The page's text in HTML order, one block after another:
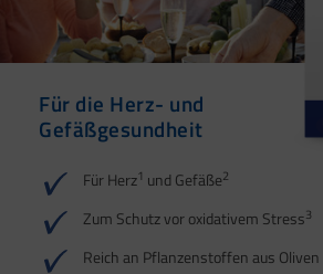
Für die Herz- und
Gefäßgesundheit
Für Herz1 und Gefäße2
Zum Schutz vor oxidativem Stress3
Reich an Pflanzenstoffen aus
Für Energie | Herz |
Blutdruck | Muskeln
Omega-3-Fettsäuren
sowie Vitamin D und E
1
Für den
Energiestoffwechsel